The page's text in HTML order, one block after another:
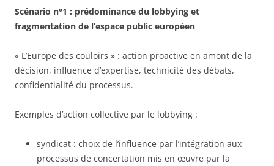
Scénario n°1 : prédominance du lobbying et
fragmentation de l’espace public européen
« L’Europe des couloirs » : action proactive en amont de la
décision, influence d’expertise, technicité des débats,
confidentialité du processus.
Exemples d’action collective par le lobbying :
syndicat : choix de l’influence par l’intégration aux
processus de concertation mis en œuvre par la